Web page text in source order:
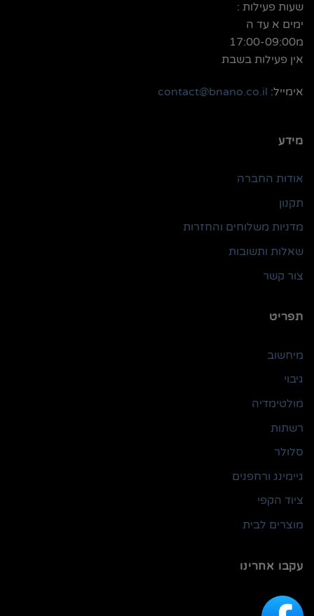
שעות פעילות :
ימים א עד ה
מ17:00-09:00
אין פעילות בשבת
אימייל: contact@bnano.co.il
מידע
אודות החברה
תקנון
מדניות משלוחים והחזרות
שאלות ותשובות
צור קשר
תפריט
מיחשוב
גיבוי
מולטימדיה
רשתות
סלולר
גיימינג ורחפנים
ציוד הקפי
מוצרים לבית
עקבו אחרינו